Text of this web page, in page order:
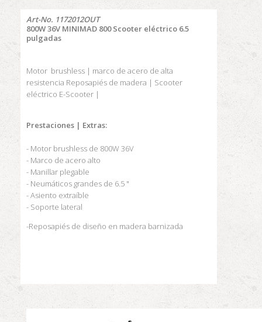
Art-No. 1172012OUT
800W 36V MINIMAD 800 Scooter eléctrico 6.5
pulgadas
Motor brushless | marco de acero de alta
resistencia Reposapiés de madera | Scooter
eléctrico E-Scooter |
Prestaciones | Extras:
- Motor brushless de 800W 36V
- Marco de acero alto
- Manillar plegable
- Neumáticos grandes de 6.5 "
- Asiento extraíble
- Soporte lateral
-Reposapiés de diseño en madera barnizada